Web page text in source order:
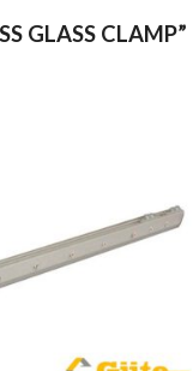
GLASS CLAMP”